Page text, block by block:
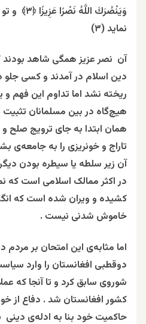
وَيَنْصُرَكَ
نمايد (۳)
آن نصر عزیز همگی شاهد بودند
دین اسلام در آمدند و کسی جلو
ریخته نشد اما تداوم این فهم
هیچ‌گاه در بین مسلمانان
همان ابتدا به جای ترویج صلح
تاراج و خونریزی را به جامعه‌ی
آن زیر سلطه یا سیطره بودن
در اکثر ممالک اسلامی است که
کشیده و ویران شده است که
خاموش شدنی نیست .
اما مثابه‌ی این امتحان بر مردم
دوقطبی افغانستان را وارد
شوروی سابق کرد و تا آنجا که
کشور افغانستان شد . دفاع از
حاکمیت خود بنا به ادله‌ی دینی